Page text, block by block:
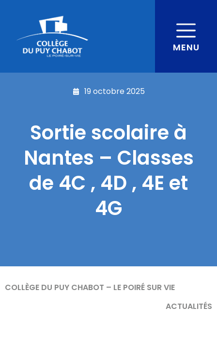
MENU
19 octobre 2025
Sortie scolaire à
Nantes – Classes
de 4C , 4D , 4E et
4G
COLLÈGE DU PUY CHABOT – LE POIRÉ SUR VIE
ACTUALITÉS